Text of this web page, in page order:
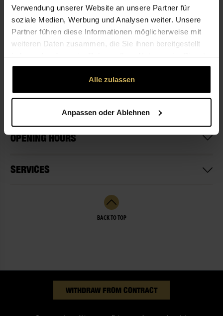
Verwendung unserer Website an unsere Partner für
soziale Medien, Werbung und Analysen weiter. Unsere
Partner führen diese Informationen möglicherweise mit
weiteren Daten zusammen, die Sie ihnen bereitgestellt
gesammelt haben.
Alle zulassen
Anpassen oder Ablehnen
Moderne Floristik Steinbrecher Inh. Birgit Honvehlmann
e.K.
Dortmunder Str. 116-118
02309-60 07 31
OPENING HOURS
SERVICES
BACK TO TOP
WITHDRAW FROM CONTRACT